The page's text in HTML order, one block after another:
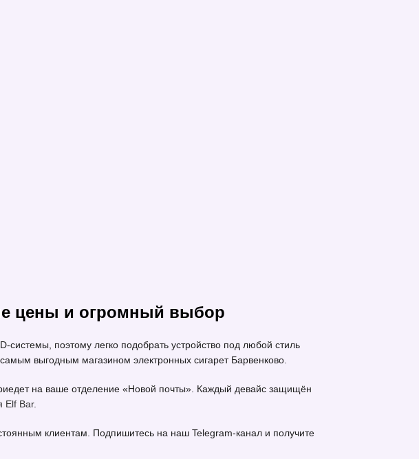
цены и огромный выбор
поэтому легко подобрать устройство под любой стиль
выгодным магазином электронных сигарет Барвенково.
на ваше отделение «Новой почты». Каждый девайс защищён
Elf Bar.
клиентам. Подпишитесь на наш Telegram-канал и получите